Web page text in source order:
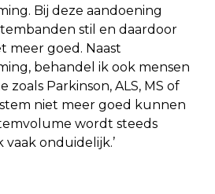
Bij deze aandoening
stil en daardoor
meer goed. Naast
behandel ik ook mensen
zoals Parkinson, ALS, MS of
niet meer goed kunnen
wordt steeds
vaak onduidelijk.’